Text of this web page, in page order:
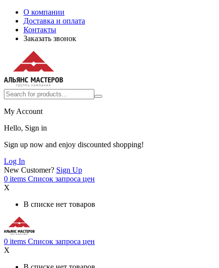
О компании
Доставка и оплата
Контакты
Заказать звонок
My Account
Hello, Sign in
Sign up now and enjoy discounted shopping!
Log In
New Customer? Sign Up
0 items Список запроса цен
X
В списке нет товаров
0 items Список запроса цен
X